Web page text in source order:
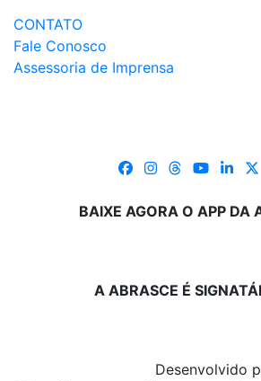
CONTATO
Fale Conosco
Assessoria de Imprensa
BAIXE AGORA O APP DA
A ABRASCE É
Desenvolvido